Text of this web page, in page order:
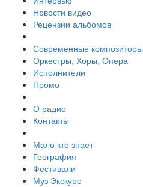
Новости видео
Рецензии альбомов
Современные композиторы
Оркестры, Хоры, Опера
Исполнители
Промо
О радио
Контакты
Мало кто знает
География
Фестивали
Муз Экскурс